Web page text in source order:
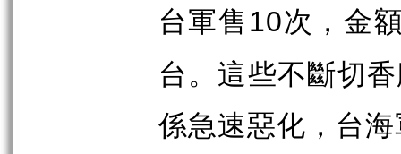
台軍售 10次，金
台。這些不斷切
係急速惡化，台